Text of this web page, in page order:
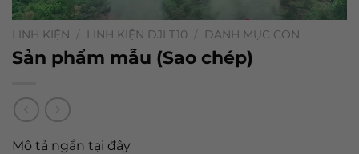
LINH KIỆN / LINH KIỆN DJI T10 / DANH MỤC CON
Sản phẩm mẫu (Sao chép)
Mô tả ngắn tại đây